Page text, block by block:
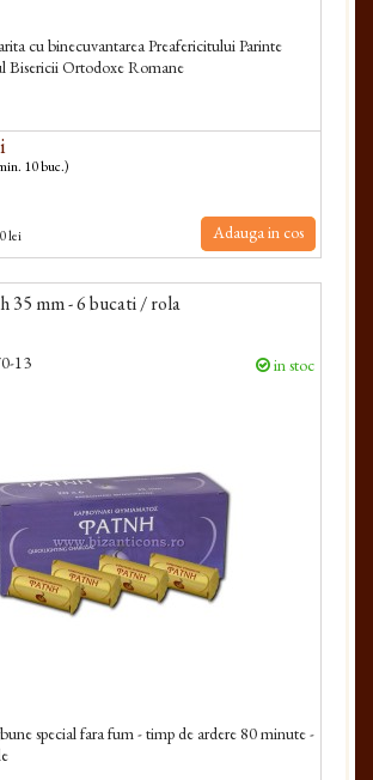
cu binecuvantarea Preafericitului Parinte
Bisericii Ortodoxe Romane
10 buc.)
lei Adauga in cos
35 mm - 6 bucati / rola
13 in stoc
special fara fum - timp de ardere 80 minute -